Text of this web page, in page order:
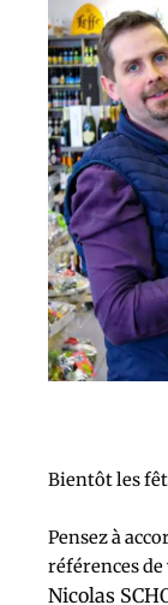
Bientôt les
Pensez à
références de
Nicolas